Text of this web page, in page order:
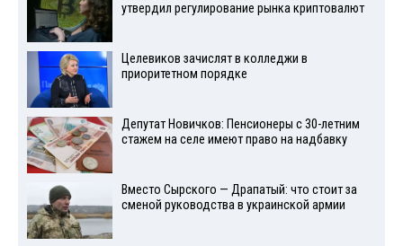
утвердил регулирование рынка криптовалют
Целевиков зачислят в колледжи в
приоритетном порядке
Депутат Новичков: Пенсионеры с 30-летним
стажем на селе имеют право на надбавку
Вместо Сырского — Драпатый: что стоит за
сменой руководства в украинской армии